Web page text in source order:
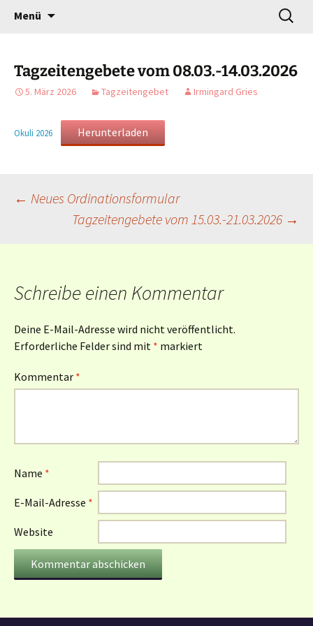
Willkommen!
Gottesdienst verändert
Menü
Suchen
nach:
Tagzeitengebete vom 08.03.-14.03.2026
5. März 2026 Tagzeitengebet Irmingard Gries
Okuli 2026 Herunterladen
Beitragsnavigation
← Neues Ordinationsformular
Tagzeitengebete vom 15.03.-21.03.2026 →
Schreibe einen Kommentar
Deine E-Mail-Adresse wird nicht veröffentlicht.
Erforderliche Felder sind mit * markiert
Kommentar *
Name *
E-Mail-Adresse *
Website